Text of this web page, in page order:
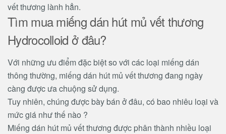
vết thương lành hẳn.
Tìm mua miếng dán hút mủ vết thương
Hydrocolloid ở đâu?
Với những ưu điểm đặc biệt so với các loại miếng dán
thông thường, miếng dán hút mủ vết thương đang ngày
càng được ưa chuộng sử dụng.
Tuy nhiên, chúng được bày bán ở đâu, có bao nhiêu loại và
mức giá như thế nào ?
Miếng dán hút mủ vết thương được phân thành nhiều loại